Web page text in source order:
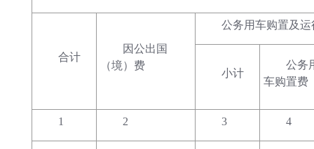
合计
因公出国
（境）费
公务用车购置及运
小计
公务
车购置费
1 2 3 4